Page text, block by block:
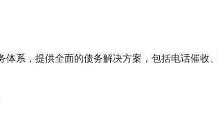
，提供全面的债务解决方案，包括电话催收、